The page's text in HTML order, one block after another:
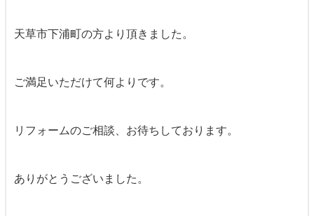
天草市下浦町の方より頂きました。
ご満足いただけて何よりです。
リフォームのご相談、お待ちしております。
ありがとうございました。